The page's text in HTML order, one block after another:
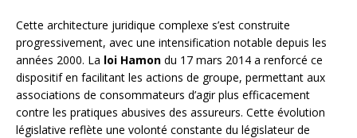
Cette architecture juridique complexe s’est construite
progressivement, avec une intensification notable depuis les
années 2000. La loi Hamon du 17 mars 2014 a renforcé ce
dispositif en facilitant les actions de groupe, permettant aux
associations de consommateurs d’agir plus efficacement
contre les pratiques abusives des assureurs. Cette évolution
législative reflète une volonté constante du législateur de